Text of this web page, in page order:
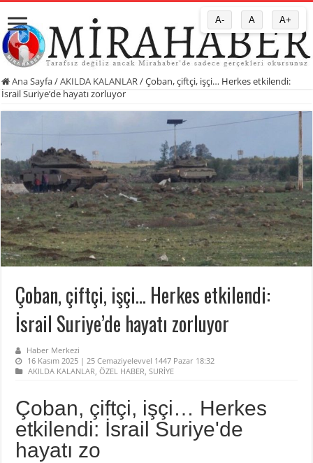
Ana Sayfa/AKILDA KALANLAR /Çoban, çiftçi, işçi… Herkes etkilendi:
İsrail Suriye’de hayatı zorluyor
Çoban, çiftçi, işçi… Herkes etkilendi:
İsrail Suriye’de hayatı zorluyor
Haber Merkezi
16 Kasım 2025 | 25 Cemaziyelevvel 1447 Pazar 18:32
AKILDA KALANLAR,ÖZEL HABER,SURİYE
Çoban, çiftçi, işçi… Herkes
etkilendi: İsrail Suriye'de
hayatı zo
A- A A+